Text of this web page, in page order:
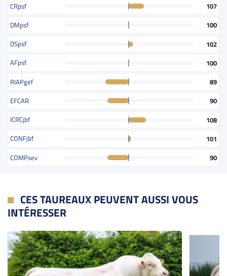
CRpsf
107
DMpsf
100
DSpsf
102
AFpsf
100
RIAPgef
89
EFCAR
90
ICRCjbf
108
CONFjbf
101
COMPsev
90
CES TAUREAUX PEUVENT AUSSI VOUS
INTÉRESSER